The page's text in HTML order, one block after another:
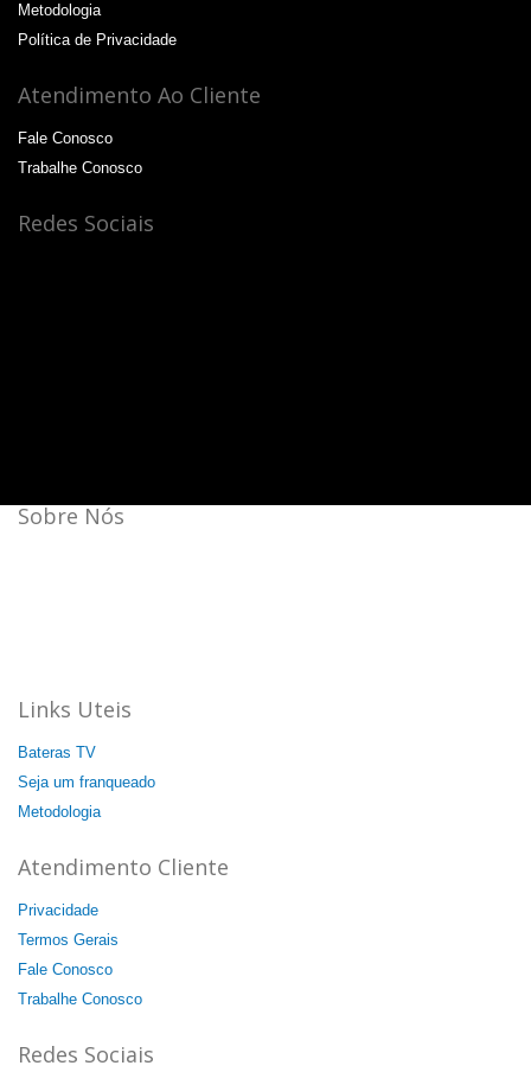
Metodologia
Política de Privacidade
Atendimento Ao Cliente
Fale Conosco
Trabalhe Conosco
Redes Sociais
Sobre Nós
Links Uteis
Bateras TV
Seja um franqueado
Metodologia
Atendimento Cliente
Privacidade
Termos Gerais
Fale Conosco
Trabalhe Conosco
Redes Sociais